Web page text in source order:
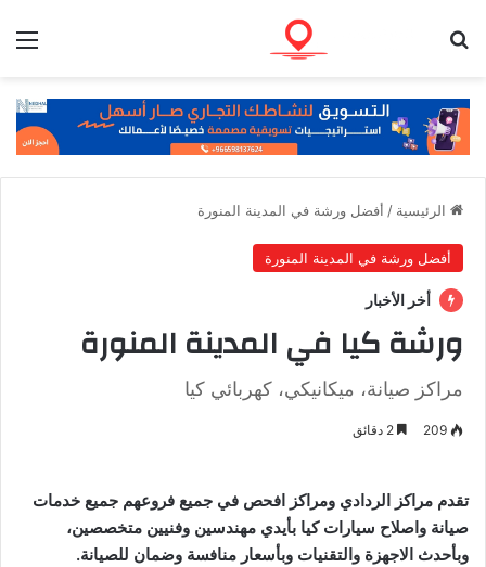
الرئيسية / أفضل ورشة في المدينة المنورة
أفضل ورشة في المدينة المنورة
أخر الأخبار
ورشة كيا في المدينة المنورة
مراكز صيانة، ميكانيكي، كهربائي كيا
209
تقدم مراكز الردادي ومراكز افحص في جميع فروعهم جميع خدمات
صيانة واصلاح سيارات كيا بأيدي مهندسين وفنيين متخصصين،
وبأحدث الاجهزة والتقنيات وبأسعار منافسة وضمان للصيانة.